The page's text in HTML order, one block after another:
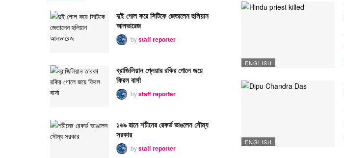
ENGLISH
ENGLISH
দুই গোল করে সিটিকে জেতালেন হুলিয়ান
আলভারেজ
bystaff reporter
ব্রাজিলিয়ান প্লেয়ার রকির গোলে জয়ে
ফিরল বার্সা
bystaff reporter
১৬৯ রানে শচীনের রেকর্ড ভাঙলেন সৌম্য
সরকার
bystaff reporter